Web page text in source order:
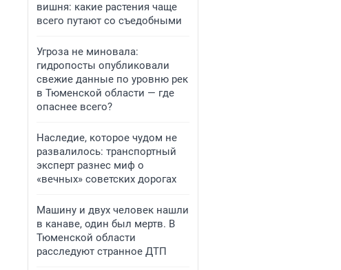
вишня: какие растения чаще
всего путают со съедобными
Угроза не миновала:
гидропосты опубликовали
свежие данные по уровню рек
в Тюменской области — где
опаснее всего?
Наследие, которое чудом не
развалилось: транспортный
эксперт разнес миф о
«вечных» советских дорогах
Машину и двух человек нашли
в канаве, один был мертв. В
Тюменской области
расследуют странное ДТП